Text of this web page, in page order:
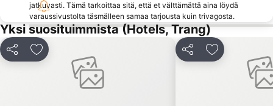
jatkuvasti. Tämä tarkoittaa sitä, että et välttämättä aina löydä
varaussivustolta täsmälleen samaa tarjousta kuin trivagosta.
Yksi suosituimmista (Hotels, Trang)
Jaa Lisää suosikkeihin Jaa Lisää